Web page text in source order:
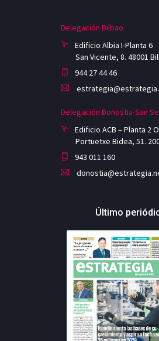
Delegación Bilbao
Edificio Albia I-Planta 6
San Vicente, 8. 48001
944 27 44 46
Delegación Donostia-San
Edificio ACB – Planta 2
Portuetxe Bidea, 51.
943 011 160
Último